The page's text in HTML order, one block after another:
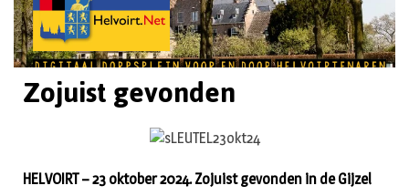
Zojuist gevonden
HELVOIRT – 23 oktober 2024. Zojuist gevonden in de Gijzel